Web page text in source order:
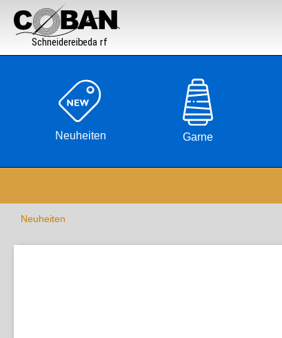

Neuheiten Garne
Neuheiten